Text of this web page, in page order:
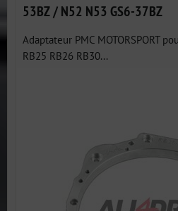
53BZ / N52 N53 GS6-37BZ
Adaptateur PMC MOTORSPORT
RB25 RB26 RB30...